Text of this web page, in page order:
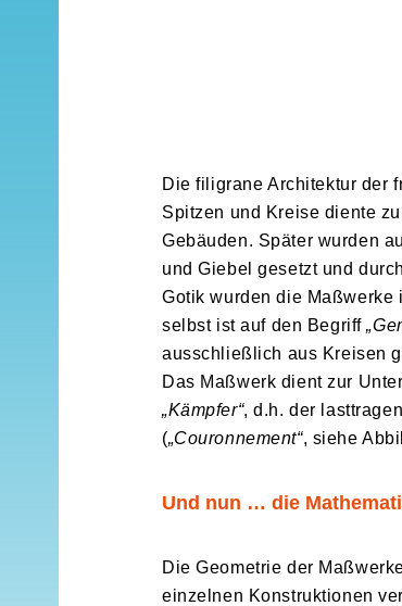
Die filigrane Architektur der
Spitzen und Kreise diente
Gebäuden. Später wurden
und Giebel gesetzt und
Gotik wurden die Maßwerke
selbst ist auf den Begriff
ausschließlich aus Kreisen
Das Maßwerk dient zur
„Kämpfer“, d.h. der
(„Couronnement“, siehe
Und nun … die
Die Geometrie der
einzelnen Konstruktionen